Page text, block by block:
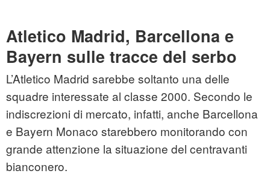
Atletico Madrid, Barcellona e
Bayern sulle tracce del serbo
L’Atletico Madrid sarebbe soltanto una delle
squadre interessate al classe 2000. Secondo le
indiscrezioni di mercato, infatti, anche Barcellona
e Bayern Monaco starebbero monitorando con
grande attenzione la situazione del centravanti
bianconero.